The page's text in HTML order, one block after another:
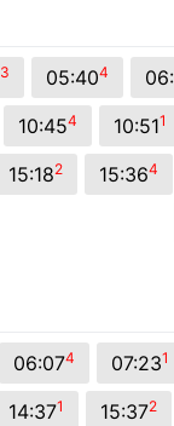
3 05:404
10:454 10:511
15:182 15:364
06:074 07:231
14:371 15:372